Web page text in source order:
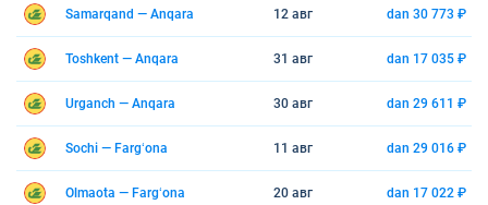
Samarqand — Anqara 12 авг dan 30 773 ₽
Toshkent — Anqara 31 авг dan 17 035 ₽
Urganch — Anqara 30 авг dan 29 611 ₽
Sochi — Fargʻona 11 авг dan 29 016 ₽
Olmaota — Fargʻona 20 авг dan 17 022 ₽